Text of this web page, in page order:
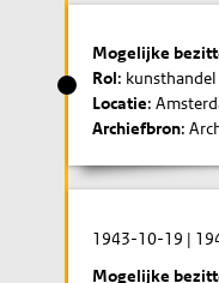
Mogelijke
Rol: kunsthandel
Locatie:
Archiefbron:
1943-10-19 |
Mogelijke